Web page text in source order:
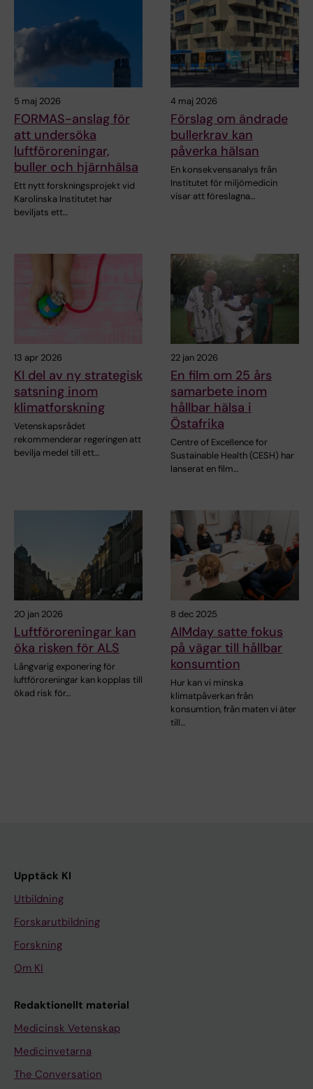
5 maj 2026
FORMAS-anslag för
att undersöka
luftföroreningar,
buller och hjärnhälsa
Ett nytt forskningsprojekt vid
Karolinska Institutet har
beviljats ett…
4 maj 2026
Förslag om ändrade
bullerkrav kan
påverka hälsan
En konsekvensanalys från
Institutet för miljömedicin
visar att föreslagna…
13 apr 2026
KI del av ny strategisk
satsning inom
klimatforskning
Vetenskapsrådet
rekommenderar regeringen att
bevilja medel till ett…
22 jan 2026
En film om 25 års
samarbete inom
hållbar hälsa i
Östafrika
Centre of Excellence for
Sustainable Health (CESH) har
lanserat en film…
20 jan 2026
Luftföroreningar kan
öka risken för ALS
Långvarig exponering för
luftföroreningar kan kopplas till
ökad risk för…
8 dec 2025
AIMday satte fokus
på vägar till hållbar
konsumtion
Hur kan vi minska
klimatpåverkan från
konsumtion, från maten vi äter
till…
Upptäck KI
Utbildning
Forskarutbildning
Forskning
Om KI
Redaktionellt material
Medicinsk Vetenskap
Medicinvetarna
The Conversation